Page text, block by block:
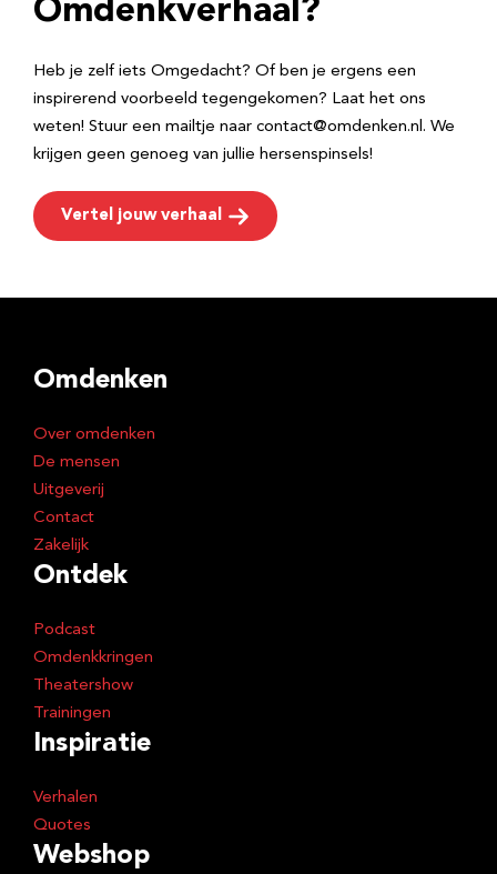
e
Omdenkverhaal?
Heb je zelf iets Omgedacht? Of ben je ergens een
inspirerend voorbeeld tegengekomen? Laat het ons
weten! Stuur een mailtje naar contact@omdenken.nl. We
krijgen geen genoeg van jullie hersenspinsels!
Vertel jouw verhaal
Omdenken
Over omdenken
De mensen
Uitgeverij
Contact
Zakelijk
Ontdek
Podcast
Omdenkkringen
Theatershow
Trainingen
Inspiratie
Verhalen
Quotes
Webshop